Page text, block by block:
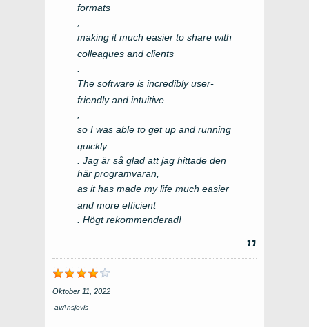
formats
making it much easier to share with
colleagues and clients
The software is incredibly user-
friendly and intuitive
so I was able to get up and running
quickly
. Jag är så glad att jag hittade den
här programvaran,
as it has made my life much easier
and more efficient
. Högt rekommenderad!
Oktober 11, 2022
avAnsjovis